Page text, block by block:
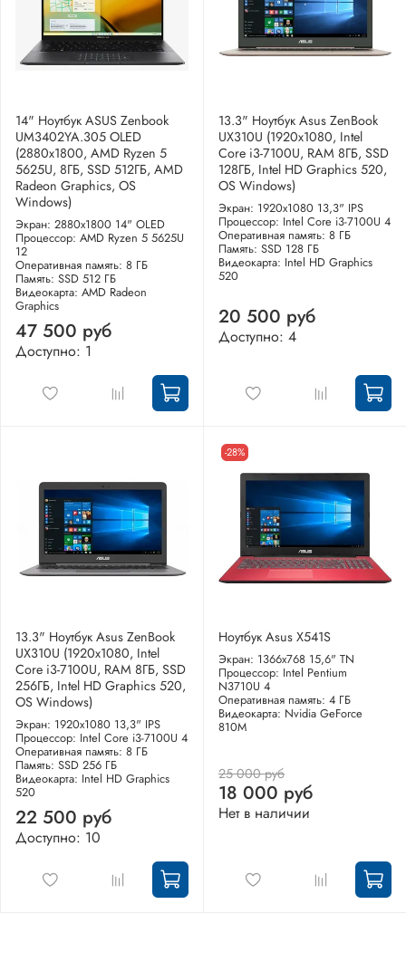
14" Ноутбук ASUS Zenbook
UM3402YA.305 OLED
(2880x1800, AMD Ryzen 5
5625U, 8ГБ, SSD 512ГБ, AMD
Radeon Graphics, OS
Windows)
Экран: 2880x1800 14" OLED
Процессор: AMD Ryzen 5 5625U
12
Оперативная память: 8 ГБ
Память: SSD 512 ГБ
Видеокарта: AMD Radeon
Graphics
47 500 руб
Доступно: 1
13.3" Ноутбук Asus ZenBook
UX310U (1920x1080, Intel
Core i3-7100U, RAM 8ГБ, SSD
128ГБ, Intel HD Graphics 520,
OS Windows)
Экран: 1920x1080 13,3" IPS
Процессор: Intel Core i3-7100U 4
Оперативная память: 8 ГБ
Память: SSD 128 ГБ
Видеокарта: Intel HD Graphics
520
20 500 руб
Доступно: 4
13.3" Ноутбук Asus ZenBook
UX310U (1920x1080, Intel
Core i3-7100U, RAM 8ГБ, SSD
256ГБ, Intel HD Graphics 520,
OS Windows)
Экран: 1920x1080 13,3" IPS
Процессор: Intel Core i3-7100U 4
Оперативная память: 8 ГБ
Память: SSD 256 ГБ
Видеокарта: Intel HD Graphics
520
22 500 руб
Доступно: 10
-28%
Ноутбук Asus X541S
Экран: 1366x768 15,6" TN
Процессор: Intel Pentium
N3710U 4
Оперативная память: 4 ГБ
Видеокарта: Nvidia GeForce
810M
25 000 руб
18 000 руб
Нет в наличии